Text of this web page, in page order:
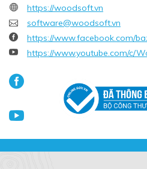
 https://woodsoft.vn
 software@woodsoft.vn
 https://www.facebook.com/
 https://www.youtube.com/c/

